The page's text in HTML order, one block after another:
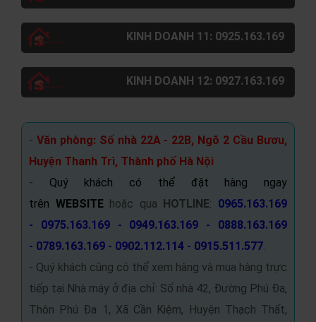
KINH DOANH 11: 0925.163.169
KINH DOANH 12: 0927.163.169
- Văn phòng: Số nhà 22A - 22B, Ngõ 2 Cầu Bươu,
Huyện Thanh Trì, Thành phố Hà Nội
- Quý khách có thể đặt hàng ngay
trên WEBSITE hoặc qua HOTLINE: 0965.163.169
- 0975.163.169 - 0949.163.169 - 0888.163.169
- 0789.163.169 - 0902.112.114 - 0915.511.577.
- Quý khách cũng có thể xem hàng và mua hàng trực
tiếp tại Nhà máy ở địa chỉ: Số nhà 42, Đường Phú Đa,
Thôn Phú Đa 1, Xã Cần Kiệm, Huyện Thạch Thất,